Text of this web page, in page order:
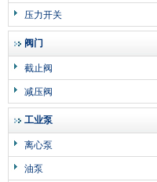
压力开关
阀门
截止阀
减压阀
工业泵
离心泵
油泵